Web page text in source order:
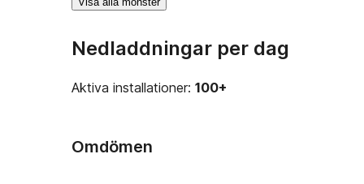
Nedladdningar per dag
Aktiva installationer: 100+
Omdömen